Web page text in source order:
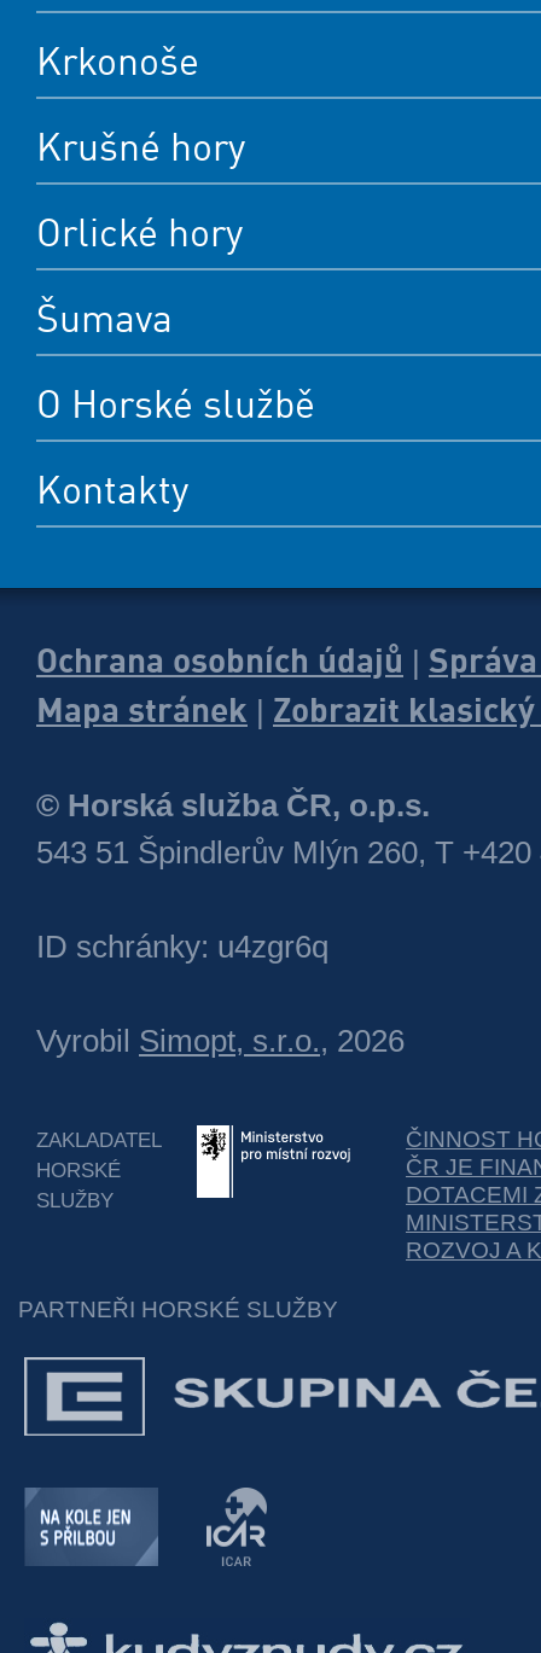
Krkonoše
Krušné hory
Orlické hory
Šumava
O Horské službě
Kontakty
Ochrana osobních údajů
Mapa stránek
Zobrazit
© Horská služba ČR, o.p.s.
543 51 Špindlerův Mlýn 260, T +420
ID schránky: u4zgr6q
Vyrobil Simopt, s.r.o., 2026
ZAKLADATEL
HORSKÉ
SLUŽBY
ČINNOST
ČR JE
DOTACEMI
ROZVOJ A
PARTNEŘI HORSKÉ SLUŽBY